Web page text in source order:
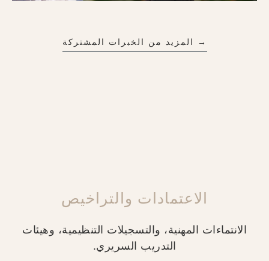
→ المزيد من الخبرات المشتركة
الاعتمادات والتراخيص
الانتماءات المهنية، والتسجيلات التنظيمية، وهيئات
التدريب السريري.